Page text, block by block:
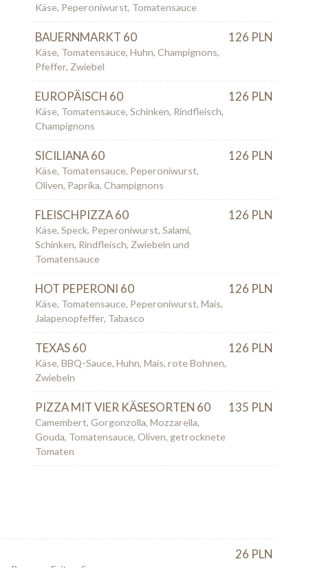
Käse, Peperoniwurst, Tomatensauce
BAUERNMARKT 60 126 PLN
Käse, Tomatensauce, Huhn, Champignons,
Pfeffer, Zwiebel
EUROPÄISCH 60 126 PLN
Käse, Tomatensauce, Schinken, Rindfleisch,
Champignons
SICILIANA 60 126 PLN
Käse, Tomatensauce, Peperoniwurst,
Oliven, Paprika, Champignons
FLEISCHPIZZA 60 126 PLN
Käse, Speck, Peperoniwurst, Salami,
Schinken, Rindfleisch, Zwiebeln und
Tomatensauce
HOT PEPERONI 60 126 PLN
Käse, Tomatensauce, Peperoniwurst, Mais,
Jalapenopfeffer, Tabasco
TEXAS 60 126 PLN
Käse, BBQ-Sauce, Huhn, Mais, rote Bohnen,
Zwiebeln
PIZZA MIT VIER KÄSESORTEN 60 135 PLN
Camembert, Gorgonzolla, Mozzarella,
Gouda, Tomatensauce, Oliven, getrocknete
Tomaten
26 PLN